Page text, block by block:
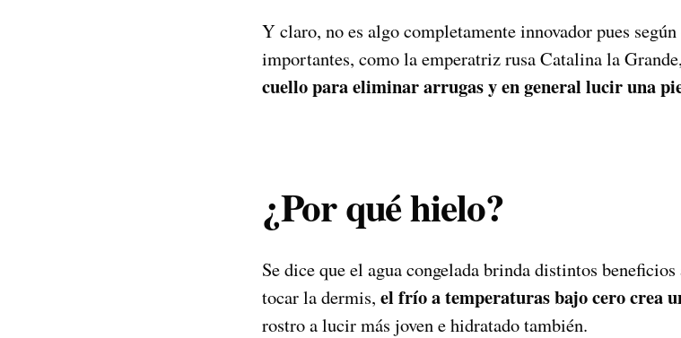
Y claro, no es algo completamente innovador pues
importantes, como la emperatriz rusa Catalina la Grande,
cuello para eliminar arrugas y en general lucir una
¿Por qué hielo?
Se dice que el agua congelada brinda distintos
tocar la dermis, el frío a temperaturas bajo cero crea
rostro a lucir más joven e hidratado también.